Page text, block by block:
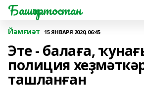
Башҡортостан
Йәмғиәт 15 ЯНВАРЯ 2020, 06:45
Эте - балаға,
полиция
ташланған